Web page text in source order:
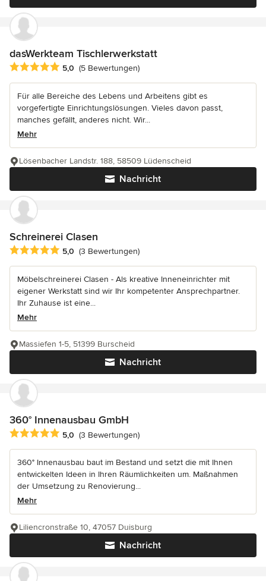
dasWerkteam Tischlerwerkstatt
Durchschnittliche Bewertung: 5 von 5 Sternen
5,0 (5 Bewertungen)
Für alle Bereiche des Lebens und Arbeitens gibt es
vorgefertigte Einrichtungslösungen. Vieles davon passt,
manches gefällt, anderes nicht. Wir...
Mehr
Nachricht
Lösenbacher Landstr. 188, 58509 Lüdenscheid
Schreinerei Clasen
Durchschnittliche Bewertung: 5 von 5 Sternen
5,0 (3 Bewertungen)
Möbelschreinerei Clasen - Als kreative Inneneinrichter mit
eigener Werkstatt sind wir Ihr kompetenter Ansprechpartner.
Ihr Zuhause ist eine...
Mehr
Nachricht
Massiefen 1-5, 51399 Burscheid
360° Innenausbau GmbH
Durchschnittliche Bewertung: 5 von 5 Sternen
5,0 (3 Bewertungen)
360° Innenausbau baut im Bestand und setzt die mit Ihnen
entwickelten Ideen in Ihren Räumlichkeiten um. Maßnahmen
der Umsetzung zu Renovierung...
Mehr
Nachricht
Liliencronstraße 10, 47057 Duisburg